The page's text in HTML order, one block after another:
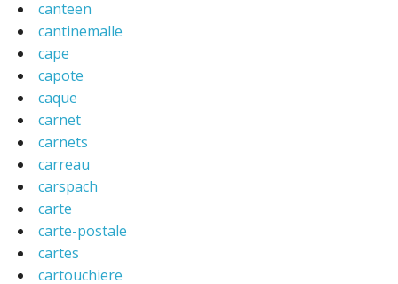
canteen
cantinemalle
cape
capote
caque
carnet
carnets
carreau
carspach
carte
carte-postale
cartes
cartouchiere